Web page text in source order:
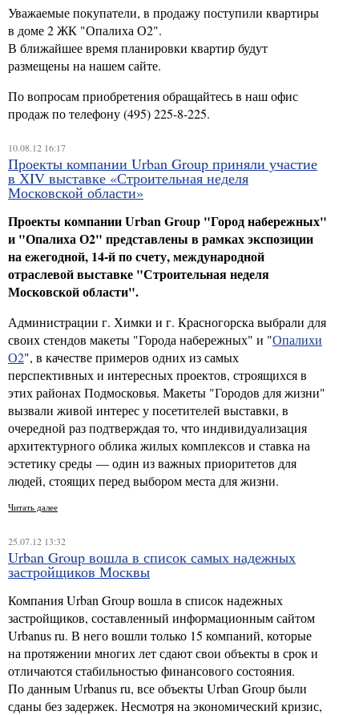
Уважаемые покупатели, в продажу поступили квартиры
в доме 2 ЖК "Опалиха О2".
В ближайшее время планировки квартир будут
размещены на нашем сайте.
По вопросам приобретения обращайтесь в наш офис
продаж по телефону (495) 225-8-225.
10.08.12 16:17
Проекты компании Urban Group приняли участие
в ХIV выставке «Строительная неделя
Московской области»
Проекты компании Urban Group "Город набережных"
и "Опалиха О2" представлены в рамках экспозиции
на ежегодной, 14-й по счету, международной
отраслевой выставке "Строительная неделя
Московской области".
Администрации г. Химки и г. Красногорска выбрали для
своих стендов макеты "Города набережных" и "Опалихи
О2", в качестве примеров одних из самых
перспективных и интересных проектов, строящихся в
этих районах Подмосковья. Макеты "Городов для жизни"
вызвали живой интерес у посетителей выставки, в
очередной раз подтверждая то, что индивидуализация
архитектурного облика жилых комплексов и ставка на
эстетику среды — один из важных приоритетов для
людей, стоящих перед выбором места для жизни.
Читать далее
25.07.12 13:32
Urban Group вошла в список самых надежных
застройщиков Москвы
Компания Urban Group вошла в список надежных
застройщиков, составленный информационным сайтом
Urbanus ru. В него вошли только 15 компаний, которые
на протяжении многих лет сдают свои объекты в срок и
отличаются стабильностью финансового состояния.
По данным Urbanus ru, все объекты Urban Group были
сданы без задержек. Несмотря на экономический кризис,